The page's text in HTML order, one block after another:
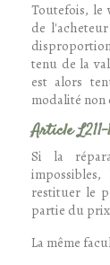
Toutefois, le
de
tenu de la
est alors
modalité non
Article L211-
Si la
restituer le
partie du
La même